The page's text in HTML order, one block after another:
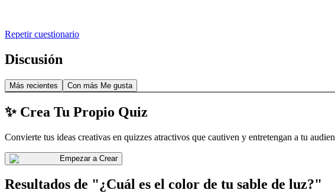
Repetir cuestionario
Discusión
Más recientes Con más Me gusta
✨ Crea Tu Propio Quiz
Convierte tus ideas creativas en quizzes atractivos que cautiven y entretengan a tu
Empezar a Crear
Resultados de "¿Cuál es el color de tu sable de luz?"